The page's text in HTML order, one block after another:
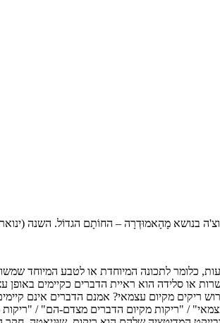
השנה (ינואר 2020) נקיים את הקורס הראשון במסגרת התכנית.
לתכונה המיוחדת או לטבע המיוחד
או סלידה הוא ראיית הדברים כקיימים
ריקים מקיום עצמאי? אמנם הדברים אינם
/ "ריקות מקיום הדברים מצדם-הם" / "ריקות